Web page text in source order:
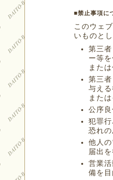
■禁止事項に
このウェ
いものと
第三
ー等
また
第三
与え
また
公序
犯罪
恐れ
他人
届出
営業
備を